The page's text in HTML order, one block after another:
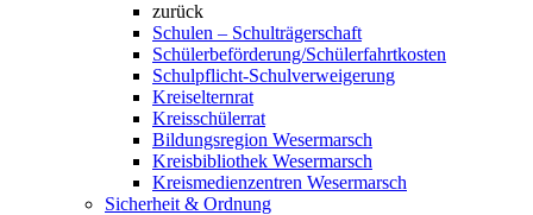
zurück
Schulen – Schulträgerschaft
Schülerbeförderung/Schülerfahrtkosten
Schulpflicht-Schulverweigerung
Kreiselternrat
Kreisschülerrat
Bildungsregion Wesermarsch
Kreisbibliothek Wesermarsch
Kreismedienzentren Wesermarsch
Sicherheit & Ordnung